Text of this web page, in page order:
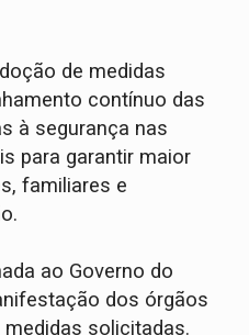
de medidas
contínuo das
à segurança nas
para garantir maior
familiares e
ao Governo do
dos órgãos
solicitadas.